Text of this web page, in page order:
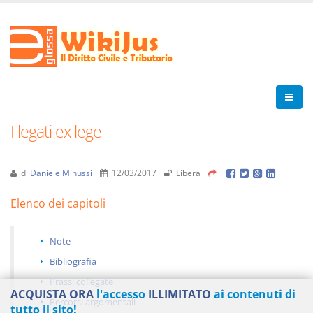
I legati ex lege
di Daniele Minussi 12/03/2017 Libera
Elenco dei capitoli
Note
Bibliografia
Prassi collegate
Percorsi argomentali
ACQUISTA ORA l'accesso ILLIMITATO ai contenuti di
tutto il sito!